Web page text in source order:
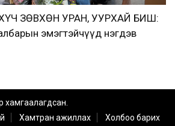
ЗӨВХӨН УРАН, УУРХАЙ БИШ:
эмэгтэйчүүд нэгдэв
хамгаалагдсан.
Хамтран ажиллах Холбоо барих